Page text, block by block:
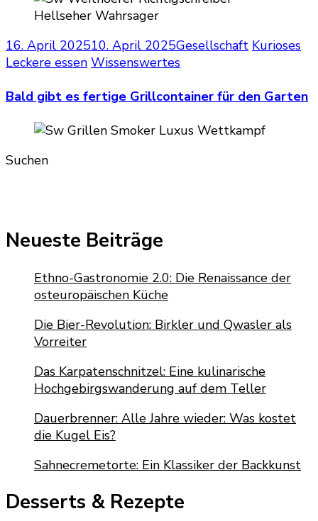
16. April 202510. April 2025Gesellschaft Kurioses
Leckere essen Wissenswertes
Bald gibt es fertige Grillcontainer für den Garten
Suchen
Neueste Beiträge
Ethno-Gastronomie 2.0: Die Renaissance der
osteuropäischen Küche
Die Bier-Revolution: Birkler und Qwasler als
Vorreiter
Das Karpatenschnitzel: Eine kulinarische
Hochgebirgswanderung auf dem Teller
Dauerbrenner: Alle Jahre wieder: Was kostet
die Kugel Eis?
Sahnecremetorte: Ein Klassiker der Backkunst
Desserts & Rezepte